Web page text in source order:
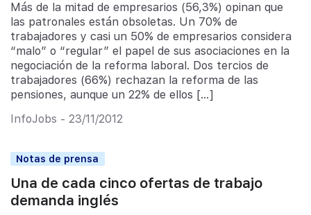
Más de la mitad de empresarios (56,3%) opinan que
las patronales están obsoletas. Un 70% de
trabajadores y casi un 50% de empresarios considera
“malo” o “regular” el papel de sus asociaciones en la
negociación de la reforma laboral. Dos tercios de
trabajadores (66%) rechazan la reforma de las
pensiones, aunque un 22% de ellos […]
InfoJobs - 23/11/2012
Notas de prensa
Una de cada cinco ofertas de trabajo
demanda inglés